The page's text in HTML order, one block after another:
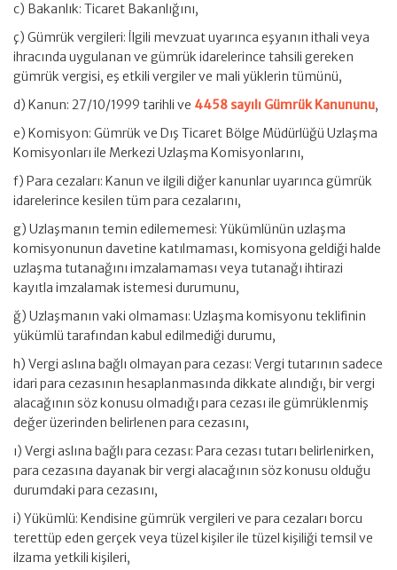
c) Bakanlık: Ticaret Bakanlığını,
ç) Gümrük vergileri: İlgili mevzuat uyarınca eşyanın ithali veya
ihracında uygulanan ve gümrük idarelerince tahsili gereken
gümrük vergisi, eş etkili vergiler ve mali yüklerin tümünü,
d) Kanun: 27/10/1999 tarihli ve 4458 sayılı Gümrük Kanununu,
e) Komisyon: Gümrük ve Dış Ticaret Bölge Müdürlüğü Uzlaşma
Komisyonları ile Merkezi Uzlaşma Komisyonlarını,
f) Para cezaları: Kanun ve ilgili diğer kanunlar uyarınca gümrük
idarelerince kesilen tüm para cezalarını,
g) Uzlaşmanın temin edilememesi: Yükümlünün uzlaşma
komisyonunun davetine katılmaması, komisyona geldiği halde
uzlaşma tutanağını imzalamaması veya tutanağı ihtirazi
kayıtla imzalamak istemesi durumunu,
ğ) Uzlaşmanın vaki olmaması: Uzlaşma komisyonu teklifinin
yükümlü tarafından kabul edilmediği durumu,
h) Vergi aslına bağlı olmayan para cezası: Vergi tutarının sadece
idari para cezasının hesaplanmasında dikkate alındığı, bir vergi
alacağının söz konusu olmadığı para cezası ile gümrüklenmiş
değer üzerinden belirlenen para cezasını,
ı) Vergi aslına bağlı para cezası: Para cezası tutarı belirlenirken,
para cezasına dayanak bir vergi alacağının söz konusu olduğu
durumdaki para cezasını,
i) Yükümlü: Kendisine gümrük vergileri ve para cezaları borcu
terettüp eden gerçek veya tüzel kişiler ile tüzel kişiliği temsil ve
ilzama yetkili kişileri,